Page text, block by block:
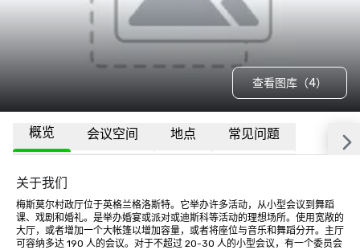
查看图库（4）
概览 会议空间 地点 常见问题
关于我们
梅斯莫尔村政厅位于英格兰格洛斯特。它举办许多活动，从小型会议到舞蹈
课、戏剧和婚礼。是举办婚宴或派对或迪斯科等活动的理想场所。使用宽敞的
大厅，或者增加一个大帐篷以增加容量，或者将座位与音乐和舞蹈分开。主厅
可容纳多达 190 人的会议。对于不超过 20-30 人的小型会议，有一个委员会